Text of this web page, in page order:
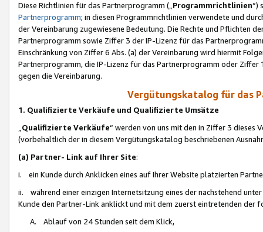
Diese Richtlinien für das Partnerprogramm („Programmrichtlinien“)
Partnerprogramm; in diesen Programmrichtlinien verwendete und
der Vereinbarung zugewiesene Bedeutung. Die Rechte und Pflichten
Partnerprogramm sowie Ziffer 3 der IP-Lizenz für das
Einschränkung von Ziffer 6 Abs. (a) der Vereinbarung wird hiermit
Partnerprogramm, die IP-Lizenz für das Partnerprogramm oder
gegen die Vereinbarung.
Vergütungskatalog für das
1. Qualifizierte Verkäufe und Qualifizierte Umsätze
Qualifizierte Verkäufe“ werden von uns mit den in Ziffer 3
(vorbehaltlich der in diesem Vergütungskatalog beschriebenen
(a) Partner- Link auf Ihrer Site:
i. ein Kunde durch Anklicken eines auf Ihrer Website platzierten
ii. während einer einzigen Internetsitzung eines der nachstehend
Kunde den Partner-Link anklickt und mit dem zuerst eintretenden der
A. Ablauf von 24 Stunden seit dem Klick,